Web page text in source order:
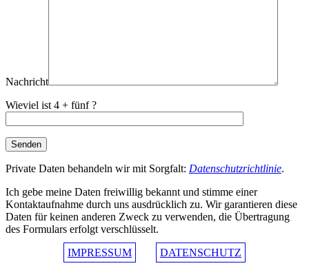
Nachricht
Wieviel ist 4 + fünf ?
Private Daten behandeln wir mit Sorgfalt: Datenschutzrichtlinie.
Ich gebe meine Daten freiwillig bekannt und stimme einer
Kontaktaufnahme durch uns ausdrücklich zu. Wir garantieren diese
Daten für keinen anderen Zweck zu verwenden, die Übertragung
des Formulars erfolgt verschlüsselt.
IMPRESSUM
DATENSCHUTZ